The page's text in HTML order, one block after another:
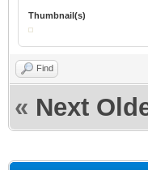
Thumbnail(s)
Find
« Next